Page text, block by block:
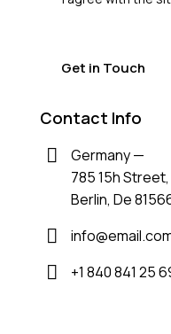
Contact Info
Germany —
785 15h
Berlin, De
+1 840 841 25